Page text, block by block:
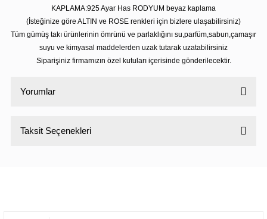
KAPLAMA:925 Ayar Has RODYUM beyaz kaplama
(İsteğinize göre ALTIN ve ROSE renkleri için bizlere ulaşabilirsiniz)
Tüm gümüş takı ürünlerinin ömrünü ve parlaklığını su,parfüm,sabun,çamaşır
suyu ve kimyasal maddelerden uzak tutarak uzatabilirsiniz
Siparişiniz firmamızın özel kutuları içerisinde gönderilecektir.
Yorumlar
Taksit Seçenekleri